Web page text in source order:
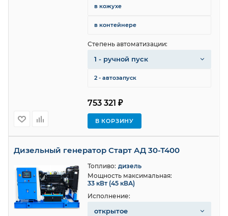
753 321 ₽
В КОРЗИНУ
в кожухе
в контейнере
Степень автоматизации:
1 - ручной пуск
2 - автозапуск
Дизельный генератор Старт АД 30-Т400
Топливо: дизель
Мощность максимальная:
33 кВт (45 кВА)
Исполнение:
открытое